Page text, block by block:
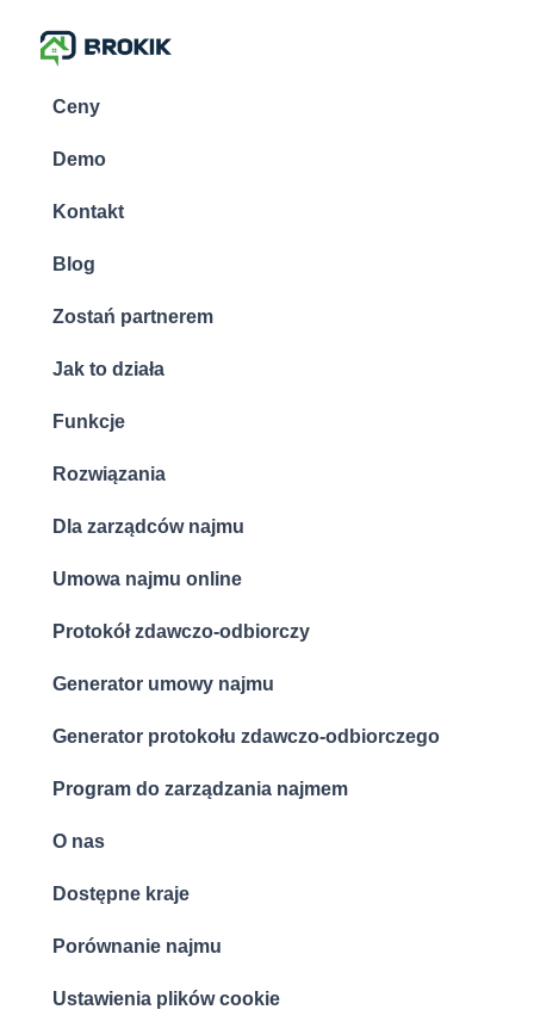
Ceny
Demo
Kontakt
Blog
Zostań partnerem
Jak to działa
Funkcje
Rozwiązania
Dla zarządców najmu
Umowa najmu online
Protokół zdawczo-odbiorczy
Generator umowy najmu
Generator protokołu zdawczo-odbiorczego
Program do zarządzania najmem
O nas
Dostępne kraje
Porównanie najmu
Ustawienia plików cookie